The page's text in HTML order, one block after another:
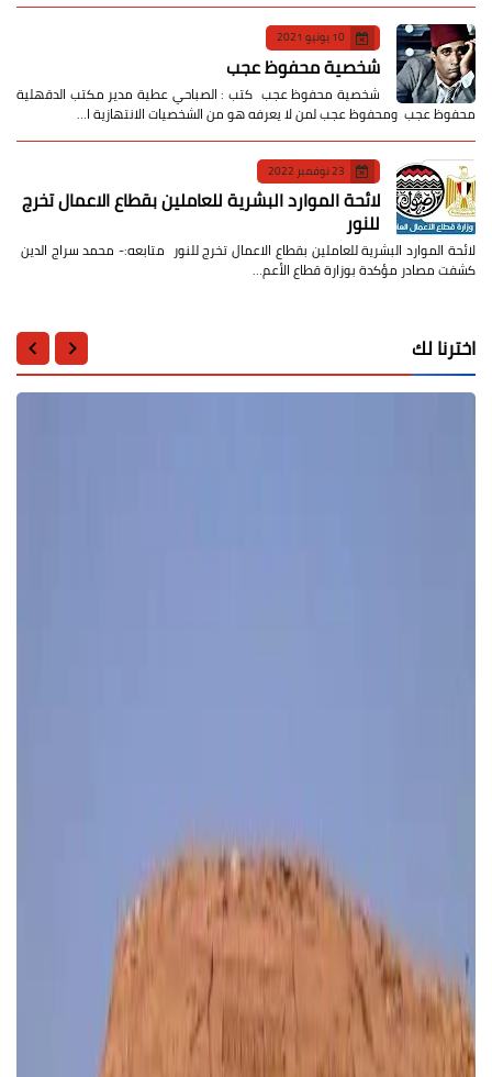
10 يونيو 2021
شخصية محفوظ عجب
شخصية محفوظ عجب كتب : الصباحي عطية مدير مكتب الدقهلية
محفوظ عجب ومحفوظ عجب لمن لا يعرفه هو من الشخصيات الانتهازية ا…
23 نوفمبر 2022
لائحة الموارد البشرية للعاملين بقطاع الاعمال تخرج
للنور
لائحة الموارد البشرية للعاملين بقطاع الاعمال تخرج للنور متابعه:- محمد سراج الدين
كشفت مصادر مؤكدة بوزارة قطاع الأعم…
اخترنا لك